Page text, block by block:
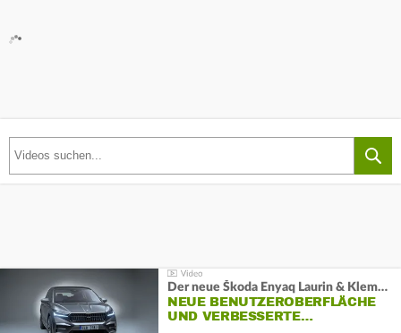
Der neue Škoda Enyaq Laurin & Klement
NEUE BENUTZEROBERFLÄCHE
UND VERBESSERTE…